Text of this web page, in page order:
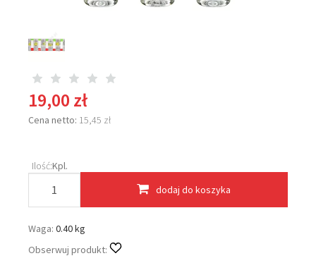
19,00 zł
Cena netto: 15,45 zł
Ilość:Kpl.
dodaj do koszyka
Waga: 0.40 kg
Obserwuj produkt: